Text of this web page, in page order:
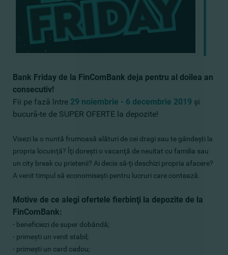
Bank Friday de la FinComBank deja pentru al doilea an
consecutiv!
Fii pe fază între 29 noiembrie - 6 decembrie 2019 şi
bucură-te de SUPER OFERTE la depozite!
Visezi la o nuntă frumoasă alături de cei dragi sau te gândeşti la
propria locuinţă? Îţi doreşti o vacanţă de neuitat cu familia sau
un city break cu prietenii? Ai decis să-ţi deschizi propria afacere?
A venit timpul să economiseşti pentru lucruri care contează.
Motive de ce alegi ofertele fierbinţi la depozite de la
FinComBank:
- beneficiezi de super dobândă;
- primeşti un venit stabil;
- primeşti un card cadou;